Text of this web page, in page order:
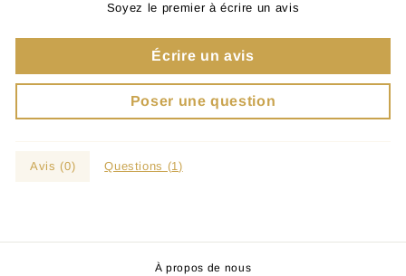
Soyez le premier à écrire un avis
Écrire un avis
Poser une question
Avis (0) Questions (1)
À propos de nous